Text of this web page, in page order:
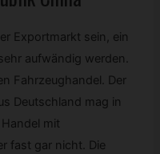
Exportmarkt sein, ein
aufwändig werden.
Fahrzeughandel. Der
Deutschland mag in
mit
fast gar nicht. Die